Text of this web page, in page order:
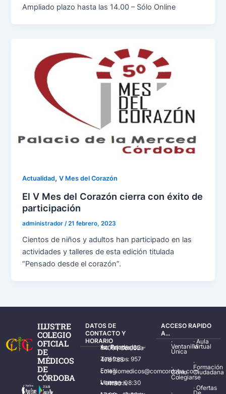
Ampliado plazo hasta las 14.00 – Sólo Online
Actualidad,V Mes del Corazón
El V Mes del Corazón cierra con éxito de
participación
administrador /21 febrero, 2023
Cientos de niños y adultos han participado en las
actividades y talleres de esta edición titulada
“Pensado desde el corazón”.
ILUSTRE
COLEGIO
OFICIAL
DE
MÉDICOS
DE
CÓRDOBA
DATOS DE
CONTACTO Y
HORARIO
Av. Ronda de los Tejares, 32 – 14001 Córdoba
Teléfonos: 957 478 785
Email: colegiomedicos@comcordoba.com
Lunes – Viernes: 08:30 – 14:30 h.
ACCESO RAPIDO
A...
·
Ventanilla
Única
·
Cómo
Colegiarse
·Aula
Virtual
·
Formación
Ciudadana
·Ofertas